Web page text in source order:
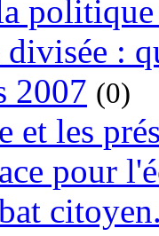
:
2007 (0)
et les
pour